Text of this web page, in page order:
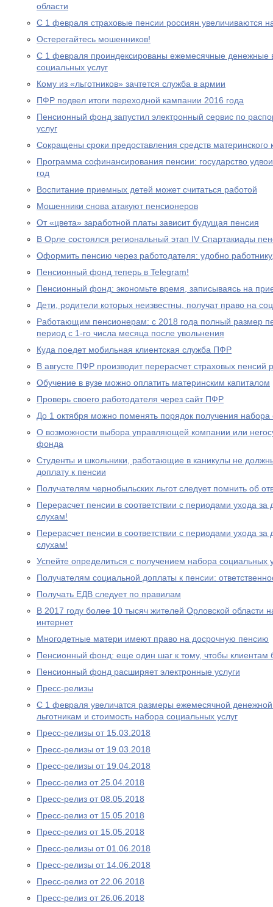
области
С 1 февраля страховые пенсии россиян увеличиваются
Остерегайтесь мошенников!
С 1 февраля проиндексированы ежемесячные денежные
социальных услуг
Кому из «льготников» зачтется служба в армии
ПФР подвел итоги переходной кампании 2016 года
Пенсионный фонд запустил электронный сервис по
услуг
Сокращены сроки предоставления средств материнского
Программа софинансирования пенсии: государство
год
Воспитание приемных детей может считаться работой
Мошенники снова атакуют пенсионеров
От «цвета» заработной платы зависит будущая пенсия
В Орле состоялся региональный этап IV Спартакиады
Оформить пенсию через работодателя: удобно
Пенсионный фонд теперь в Telegram!
Пенсионный фонд: экономьте время, записываясь на
Дети, родители которых неизвестны, получат право на
Работающим пенсионерам: с 2018 года полный размер
период с 1-го числа месяца после увольнения
Куда поедет мобильная клиентская служба ПФР
В августе ПФР производит перерасчет страховых
Обучение в вузе можно оплатить материнским капиталом
Проверь своего работодателя через сайт ПФР
До 1 октября можно поменять порядок получения набора
О возможности выбора управляющей компании или
фонда
Студенты и школьники, работающие в каникулы не
доплату к пенсии
Получателям чернобыльских льгот следует помнить об
Перерасчет пенсии в соответствии с периодами ухода за
слухам!
Перерасчет пенсии в соответствии с периодами ухода за
слухам!
Успейте определиться с получением набора социальных
Получателям социальной доплаты к пенсии:
Получать ЕДВ следует по правилам
В 2017 году более 10 тысяч жителей Орловской области
интернет
Многодетные матери имеют право на досрочную пенсию
Пенсионный фонд: еще один шаг к тому, чтобы клиентам
Пенсионный фонд расширяет электронные услуги
Пресс-релизы
С 1 февраля увеличатся размеры ежемесячной
льготникам и стоимость набора социальных услуг
Пресс-релизы от 15.03.2018
Пресс-релизы от 19.03.2018
Пресс-релизы от 19.04.2018
Пресс-релиз от 25.04.2018
Пресс-релиз от 08.05.2018
Пресс-релиз от 15.05.2018
Пресс-релиз от 15.05.2018
Пресс-релизы от 01.06.2018
Пресс-релизы от 14.06.2018
Пресс-релиз от 22.06.2018
Пресс-релиз от 26.06.2018